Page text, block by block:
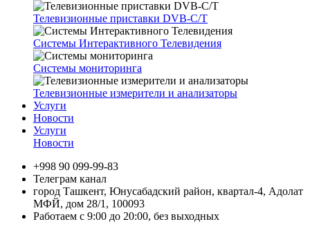
Телевизионные приставки DVB-C/T
Системы Интерактивного Телевидения
Системы мониторинга
Телевизионные измерители и анализаторы
Услуги
Новости
Услуги
Новости
+998 90 099-99-83
Телеграм канал
город Ташкент, Юнусабадский район, квартал-4, Адолат
МФЙ, дом 28/1, 100093
Работаем с 9:00 до 20:00, без выходных